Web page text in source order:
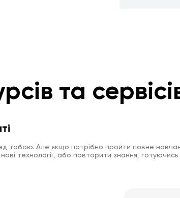
та
тобою. Але якщо потрібно пройти повне
технології, або повторити знання, готуючись